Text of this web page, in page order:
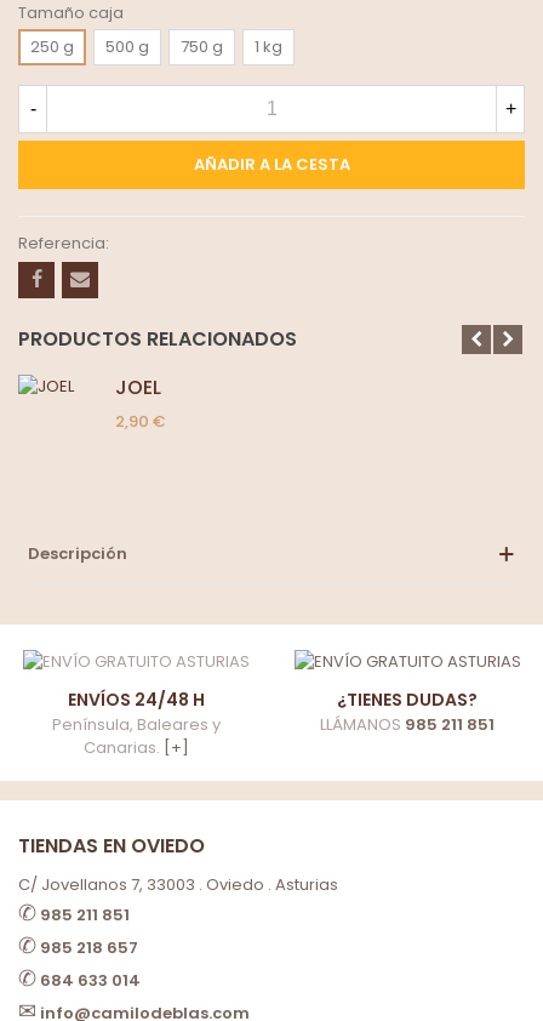
Tamaño caja
250 g
500 g 750 g 1 kg
- +
AÑADIR A LA CESTA
Referencia:
PRODUCTOS RELACIONADOS
JOEL
2,90 €
Descripción
ENVÍOS 24/48 H
Península, Baleares y
Canarias. [+]
¿TIENES DUDAS?
LLÁMANOS 985 211 851
TIENDAS EN OVIEDO
C/ Jovellanos 7, 33003 . Oviedo . Asturias
✆ 985 211 851
✆ 985 218 657
✆ 684 633 014
✉ info@camilodeblas.com